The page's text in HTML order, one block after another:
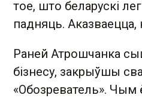
тое, што беларускі
падняць. Аказваецца,
Раней Атрошчанка
бізнесу, закрыўшы
«Обозреватель». Чым